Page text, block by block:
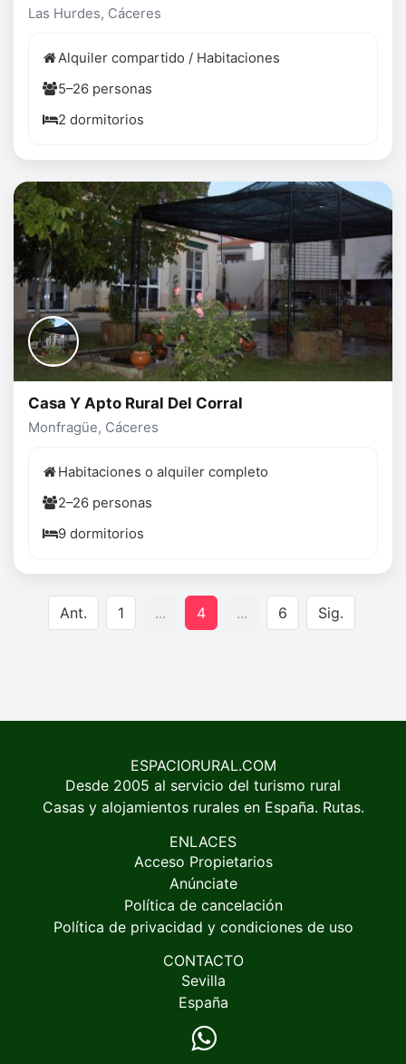
Las Hurdes, Cáceres
Alquiler compartido / Habitaciones
5–26 personas
2 dormitorios
Casa Y Apto Rural Del Corral
Monfragüe, Cáceres
Habitaciones o alquiler completo
2–26 personas
9 dormitorios
Ant. 1 ... 4 ... 6 Sig.
ESPACIORURAL.COM
Desde 2005 al servicio del turismo rural
Casas y alojamientos rurales en España. Rutas.
ENLACES
Acceso Propietarios
Anúnciate
Política de cancelación
Política de privacidad y condiciones de uso
CONTACTO
Sevilla
España